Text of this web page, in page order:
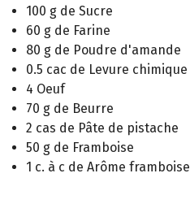
100 g de Sucre
60 g de Farine
80 g de Poudre d'amande
0.5 cac de Levure chimique
4 Oeuf
70 g de Beurre
2 cas de Pâte de pistache
50 g de Framboise
1 c. à c de Arôme framboise